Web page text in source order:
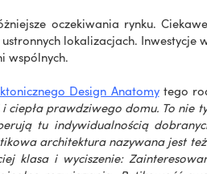
oczekiwania rynku.
lokalizacjach.
wspólnych.
Design Anatomytego
prawdziwego domu. To nie
tu indywidualnością
architektura nazywana jest
klasa i wyciszenie: